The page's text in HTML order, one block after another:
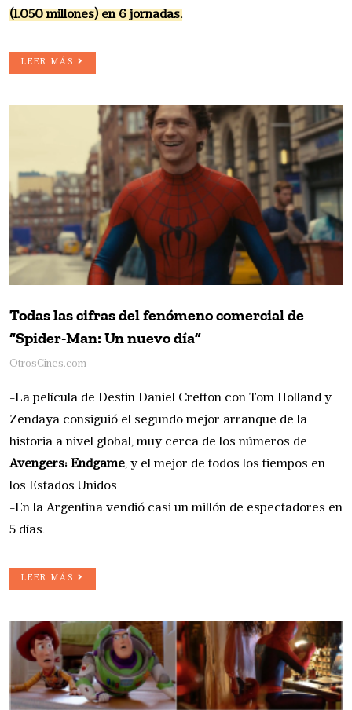
(1.050 millones) en 6 jornadas.
LEER MÁS
Todas las cifras del fenómeno comercial de
“Spider-Man: Un nuevo día”
OtrosCines.com
-La película de Destin Daniel Cretton con Tom Holland y
Zendaya consiguió el segundo mejor arranque de la
historia a nivel global, muy cerca de los números de
Avengers: Endgame, y el mejor de todos los tiempos en
los Estados Unidos
-En la Argentina vendió casi un millón de espectadores en
5 días.
LEER MÁS